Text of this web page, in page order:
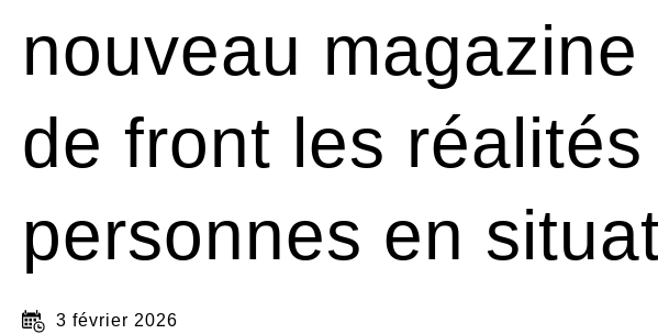
nouveau
de front les
personnes en
Authored
3 février 2026